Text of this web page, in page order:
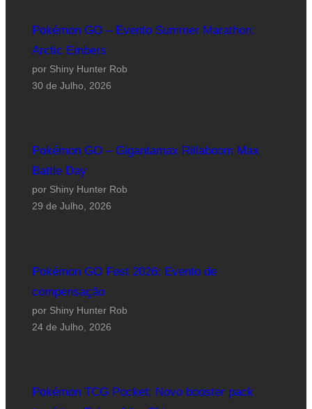
Pokémon GO – Evento Summer Marathon:
Arctic Embers
por Shiny Hunter Rob
30 de Julho, 2026
Pokémon GO – Gigantamax Rillaboom Max
Battle Day
por Shiny Hunter Rob
29 de Julho, 2026
Pokémon GO Fest 2026: Evento de
compensação
por Shiny Hunter Rob
24 de Julho, 2026
Pokémon TCG Pocket: Novo booster pack